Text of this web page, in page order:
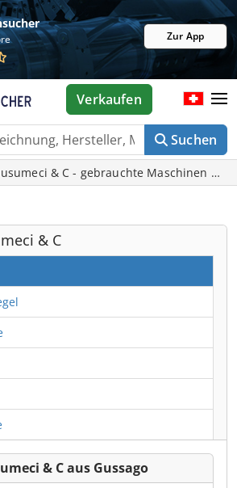
Zur App
Suchen
Verkaufen
& C - gebrauchte Maschinen in
& C
& C aus Gussago